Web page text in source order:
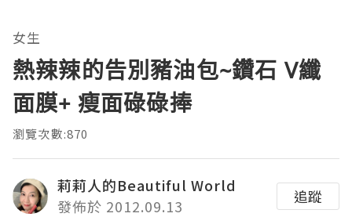
女生
熱辣辣的告別豬油包~鑽石 V纖
面膜+ 瘦面碌碌捧
瀏覽次數:870
莉莉人的Beautiful World
發佈於 2012.09.13
追蹤